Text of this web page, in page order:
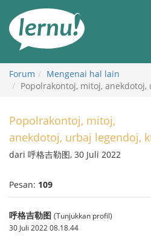
daftar
Forum
Mengenai hal lain
Popolrakontoj, mitoj,
Popolrakontoj, mitoj,
anekdotoj, urbaj legendoj,
dari 呼格吉勒图, 30 Juli 2022
Pesan: 109
呼格吉勒图 (Tunjukkan profil)
30 Juli 2022 08.18.44